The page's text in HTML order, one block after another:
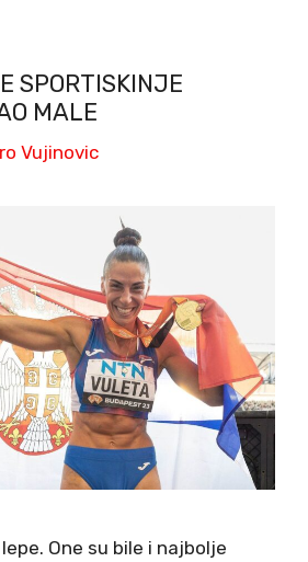
SPORTISKINJE
MALE
Vujinovic
One su bile i najbolje